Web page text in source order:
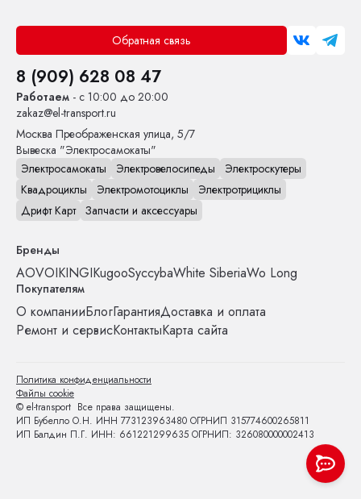
Обратная связь
8 (909) 628 08 47
Работаем - с 10:00 до 20:00
zakaz@el-transport.ru
Москва Преображенская улица, 5/7
Вывеска "Электросамокаты"
Электросамокаты
Электровелосипеды
Электроскутеры
Квадроциклы
Электромотоциклы
Электротрициклы
Дрифт Карт Запчасти и аксессуары
Бренды
AOVOIKINGIKugooSyccybaWhite SiberiaWo Long
Покупателям
О компанииБлогГарантияДоставка и оплата
Ремонт и сервисКонтактыКарта сайта
© el-transport Все права защищены.
ИП Бубелло О.Н. ИНН 773123963480 ОГРНИП 315774600265811
ИП Балдин П.Г. ИНН: 661221299635 ОГРНИП: 326080000002413
Политика конфиденциальности
Файлы cookie